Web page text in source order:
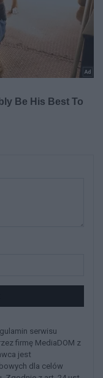
serwisu
firmę MediaDOM z
jest
dla celów